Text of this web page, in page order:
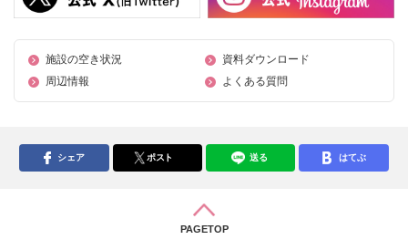
施設の空き状況
資料ダウンロード
周辺情報
よくある質問
シェア ポスト 送る はてぶ
PAGETOP